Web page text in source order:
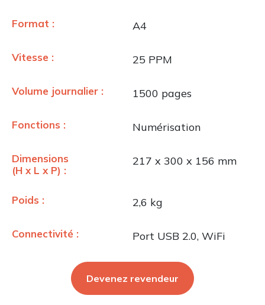
Format : A4
Vitesse : 25 PPM
Volume journalier : 1500 pages
Fonctions : Numérisation
Dimensions
(H x L x P) :
217 x 300 x 156 mm
Poids : 2,6 kg
Connectivité : Port USB 2.0, WiFi
Devenez revendeur